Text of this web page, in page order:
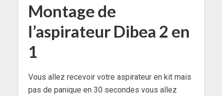
Montage de
l’aspirateur Dibea 2 en
1
Vous allez recevoir votre aspirateur en kit mais
pas de panique en 30 secondes vous allez